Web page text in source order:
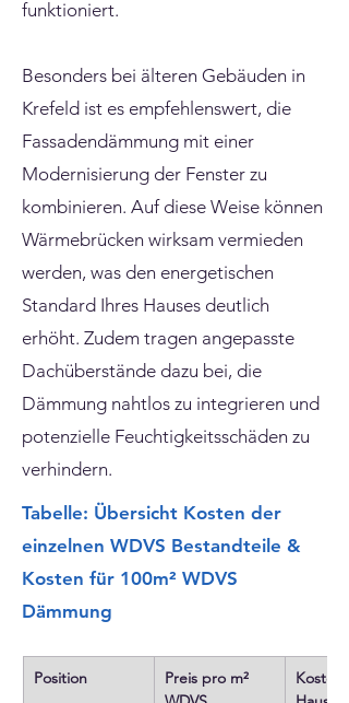
funktioniert.
Besonders bei älteren Gebäuden in
Krefeld ist es empfehlenswert, die
Fassadendämmung mit einer
Modernisierung der Fenster zu
kombinieren. Auf diese Weise können
Wärmebrücken wirksam vermieden
werden, was den energetischen
Standard Ihres Hauses deutlich
erhöht. Zudem tragen angepasste
Dachüberstände dazu bei, die
Dämmung nahtlos zu integrieren und
potenzielle Feuchtigkeitsschäden zu
verhindern.
Tabelle: Übersicht Kosten der
einzelnen WDVS Bestandteile &
Kosten für 100m² WDVS
Dämmung
Position
Preis pro m²
Kosten